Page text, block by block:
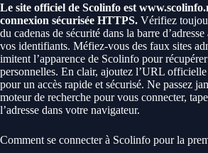
Le site officiel de Scolinfo est
connexion sécurisée HTTPS. Vérifiez
du cadenas de sécurité dans la barre
vos identifiants. Méfiez-vous des faux sites
imitent l’apparence de Scolinfo pour
personnelles. En clair, ajoutez l’URL
pour un accès rapide et sécurisé. Ne passez
moteur de recherche pour vous connecter,
l’adresse dans votre navigateur.
Comment se connecter à Scolinfo pour la